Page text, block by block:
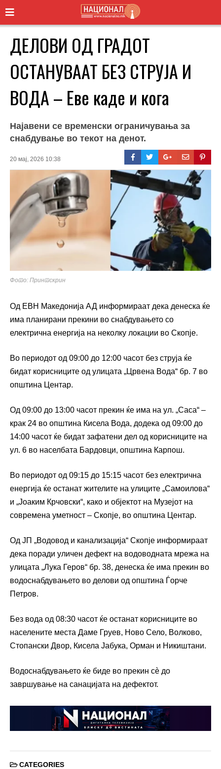
ДЕЛОВИ ОД ГРАДОТ
ОСТАНУВААТ БЕЗ СТРУЈА И
ВОДА – Еве каде и кога
Најавени се временски ограничувања за
снабдување во текот на денот.
20 мај, 2026 10:38
Фото: Принтскрин
Од ЕВН Македонија АД информираат дека денеска ќе
има планирани прекини во снабдувањето со
електрична енергија на неколку локации во Скопје.
Во периодот од 09:00 до 12:00 часот без струја ќе
бидат корисниците од улицата „Црвена Вода“ бр. 7 во
општина Центар.
Од 09:00 до 13:00 часот прекин ќе има на ул. „Саса“ –
крак 24 во општина Кисела Вода, додека од 09:00 до
14:00 часот ќе бидат зафатени дел од корисниците на
ул. 6 во населбата Бардовци, општина Карпош.
Во периодот од 09:15 до 15:15 часот без електрична
енергија ќе останат жителите на улиците „Самоилова“
и „Јоаким Крчовски“, како и објектот на Музејот на
современа уметност – Скопје, во општина Центар.
Од ЈП „Водовод и канализација“ Скопје информираат
дека поради уличен дефект на водоводната мрежа на
улицата „Лука Геров“ бр. 38, денеска ќе има прекин во
водоснабдувањето во делови од општина Ѓорче
Петров.
Без вода од 08:30 часот ќе останат корисниците во
населените места Даме Груев, Ново Село, Волково,
Стопански Двор, Кисела Јабука, Орман и Никиштани.
Водоснабдувањето ќе биде во прекин сè до
завршување на санацијата на дефектот.
CATEGORIES